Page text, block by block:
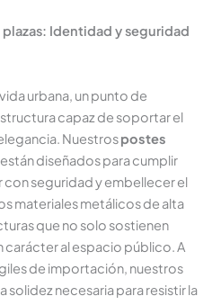
Identidad y seguridad
urbana, un punto de
capaz de soportar el
Nuestrospostes
están diseñados para cumplir
con seguridad y embellecer el
materiales metálicos de alta
que no solo sostienen
carácter al espacio público. A
de importación, nuestros
necesaria para resistir la